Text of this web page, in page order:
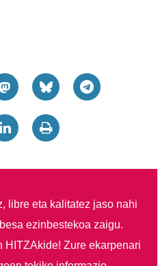
libre eta kalitatez jaso nahi
ezinbestekoa zaigu.
HITZAkide!Zure ekarpenari